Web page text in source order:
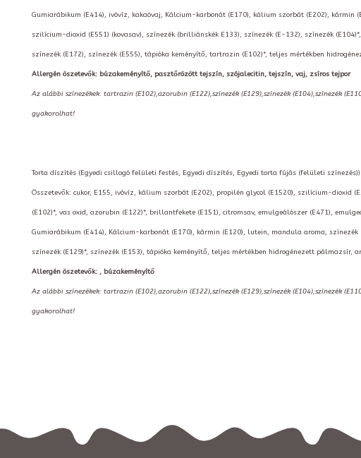
Gumiarábikum (E414), ivóvíz, kakaóvaj, Kálcium-karbonát (E170), kálium szorbát (E202),
szilícium-dioxid (E551) (kovasav), színezék (brilliánskék E133), színezék (E-132), színezék
színezék (E172), színezék (E555), tápióka keményítő, tartrazin (E102)*, teljes mértékben
Allergén öszetevők: búzakeményítő, pasztőrözött tejszín, szójalecitin, tejszín, vaj, zsíros tejpor
Az alábbi színezékek: tartrazin (E102),azorubin (E122),színezék (E129),színezék (E104),színezék
gyakorolhat!
Torta díszítés (Egyedi csillogó felületi festés, Egyedi díszítés, Egyedi torta fújás (felületi színezés)):
Összetevők: cukor, E155, ivóvíz, kálium szorbát (E202), propilén glycol (E1520), szilícium-dioxid
(E102)*, vas oxid, azorubin (E122)*, brillantfekete (E151), citromsav, emulgeálószer (E471),
Gumiarábikum (E414), Kálcium-karbonát (E170), kármin (E120), lutein, mandula aroma,
színezék (E129)*, színezék (E153), tápióka keményítő, teljes mértékben hidrogénezett pálmazsír,
Allergén öszetevők: , búzakeményítő
Az alábbi színezékek: tartrazin (E102),azorubin (E122),színezék (E129),színezék (E104),színezék
gyakorolhat!